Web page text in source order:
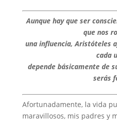
Aunque hay que ser
que nos
una influencia, Aristóteles
cada
depende básicamente de
serás
Afortunadamente, la vida
maravillosos, mis padres y